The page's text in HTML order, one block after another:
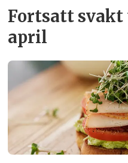
Fortsatt svakt
april